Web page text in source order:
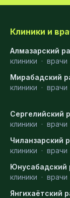
Клиники и
Алмазарский
клиники · врачи
Мирабадский
клиники · врачи
Сергелийский
клиники · врачи
Чиланзарский
клиники · врачи
Юнусабадский
клиники · врачи
Янгихаётский